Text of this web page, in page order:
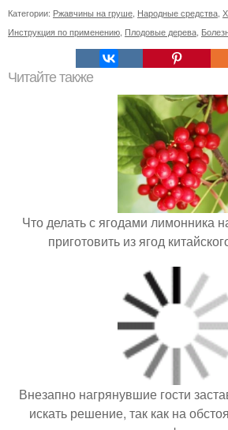
Категории: Ржавчины на груше Народные средства
Инструкция по применению Плодовые дерева
Читайте также
Что делать с ягодами лимонника
приготовить из ягод
Внезапно нагрянувшие гости
искать решение, так как на